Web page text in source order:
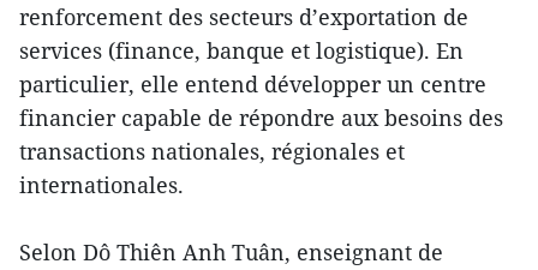
renforcement des secteurs d’exportation de
services (finance, banque et logistique). En
particulier, elle entend développer un centre
financier capable de répondre aux besoins des
transactions nationales, régionales et
internationales.
Selon Dô Thiên Anh Tuân, enseignant de